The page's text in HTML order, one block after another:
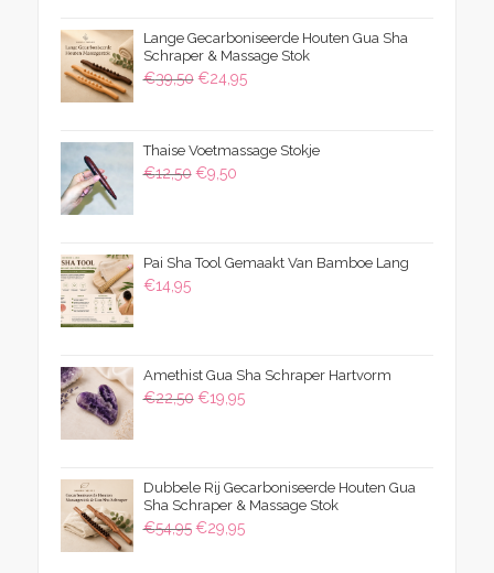
Lange Gecarboniseerde Houten Gua Sha
Schraper & Massage Stok
€39,50 Oorspronkelijke
€39,50.
€24,95Huidige
€24,95.
Thaise Voetmassage Stokje
€12,50 Oorspronkelijke
€9,50Huidige
Pai Sha Tool Gemaakt Van Bamboe Lang
€14,95
Amethist Gua Sha Schraper Hartvorm
€22,50 Oorspronkelijke
€19,95Huidige
Dubbele Rij Gecarboniseerde Houten Gua
Sha Schraper & Massage Stok
€54,95 Oorspronkelijke
€29,95Huidige